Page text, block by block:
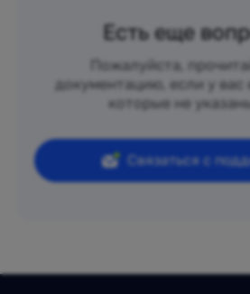
Есть еще
Пожалуйста,
документацию, если у вас
которые не
Связаться с